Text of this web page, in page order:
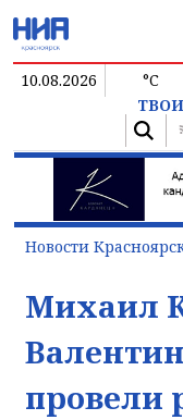
10.08.2026 °C
Новости
Михаил
провели